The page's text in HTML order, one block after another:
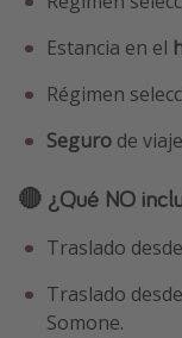
Estancia en el
Régimen
Seguro de
🔴 ¿Qué NO
Traslado
Traslado
Somone.